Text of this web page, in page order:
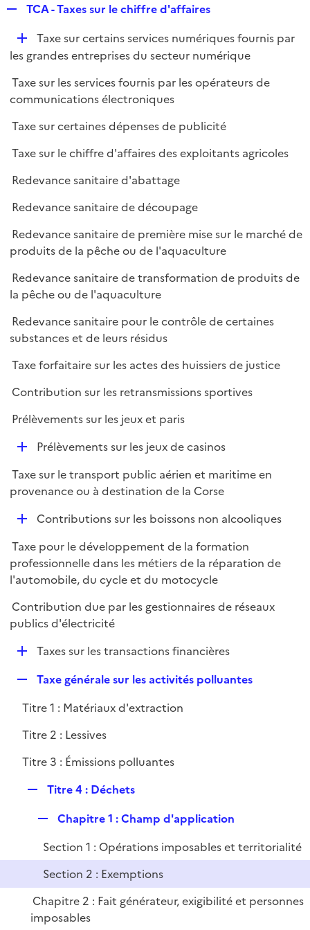
p
l
e
r
TCA - Taxes sur le chiffre d'affaires
D
é
l
i
e
Taxe sur certains services numériques fournis par
les grandes entreprises du secteur numérique
Taxe sur les services fournis par les opérateurs de
communications électroniques
Taxe sur certaines dépenses de publicité
Taxe sur le chiffre d'affaires des exploitants agricoles
Redevance sanitaire d'abattage
Redevance sanitaire de découpage
Redevance sanitaire de première mise sur le marché de
produits de la pêche ou de l'aquaculture
Redevance sanitaire de transformation de produits de
la pêche ou de l'aquaculture
Redevance sanitaire pour le contrôle de certaines
substances et de leurs résidus
Taxe forfaitaire sur les actes des huissiers de justice
Contribution sur les retransmissions sportives
Prélèvements sur les jeux et paris
D
p
l
r
Prélèvements sur les jeux de casinos
Taxe sur le transport public aérien et maritime en
provenance ou à destination de la Corse
D
p
l
i
e
r
Contributions sur les boissons non alcooliques
Taxe pour le développement de la formation
professionnelle dans les métiers de la réparation de
l'automobile, du cycle et du motocycle
Contribution due par les gestionnaires de réseaux
publics d'électricité
D
l
i
e
Taxes sur les transactions financières
p
l
e
Taxe générale sur les activités polluantes
Titre 1 : Matériaux d'extraction
Titre 2 : Lessives
Titre 3 : Émissions polluantes
p
e
r
Titre 4 : Déchets
p
i
e
r
Chapitre 1 : Champ d'application
Section 1 : Opérations imposables et territorialité
Section 2 : Exemptions
Chapitre 2 : Fait générateur, exigibilité et personnes
imposables